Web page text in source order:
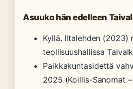
Asuuko hän edelleen
Kyllä. Iltalehden (2023)
teollisuushallissa
Paikkakuntasidettä
2025 (Koillis-Sanomat